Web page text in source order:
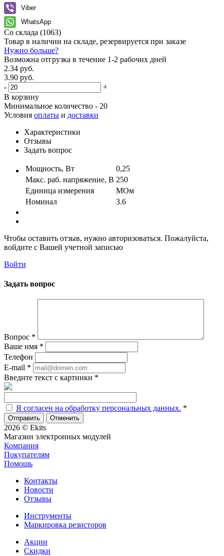
Viber
WhatsApp
Со склада (1063)
Товар в наличии на складе, резервируется при заказе
Нужно больше?
Возможна отгрузка в течение 1-2 рабочих дней
2.34 руб.
3.90 руб.
-
+
В корзину
Минимальное количество - 20
Условия оплаты и доставки
Характеристики
Отзывы
Задать вопрос
Мощность, Вт
0,25
Макс. раб. напряжение, В 250
Единица измерения
МОм
Номинал
3.6
Чтобы оставить отзыв, нужно авторизоваться. Пожалуйста,
войдите с Вашей учетной записью
Войти
Задать вопрос
Вопрос *
Ваше имя *
Телефон
E-mail *
Введите текст с картинки *
Я согласен на обработку персональных данных. *
Отменить
2026 © Ekits
Магазин электронных модулей
Компания
Покупателям
Помощь
Контакты
Новости
Отзывы
Инструменты
Маркировка резисторов
Акции
Скидки